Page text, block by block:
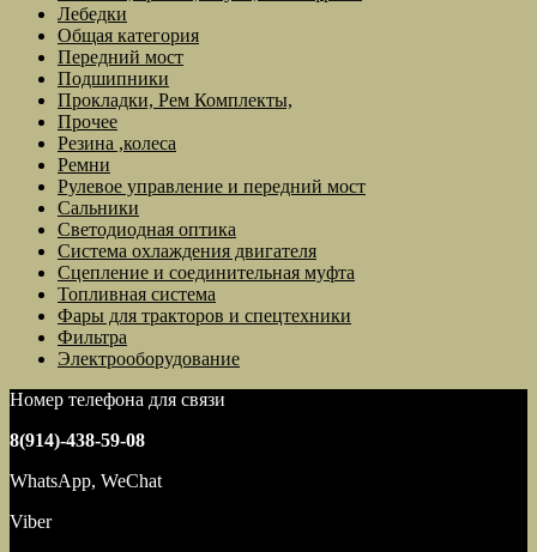
Лебедки
Общая категория
Передний мост
Подшипники
Прокладки, Рем Комплекты,
Прочее
Резина ,колеса
Ремни
Рулевое управление и передний мост
Сальники
Светодиодная оптика
Система охлаждения двигателя
Сцепление и соединительная муфта
Топливная система
Фары для тракторов и спецтехники
Фильтра
Электрооборудование
Номер телефона для связи
8(914)-438-59-08
WhatsApp, WeChat
Viber